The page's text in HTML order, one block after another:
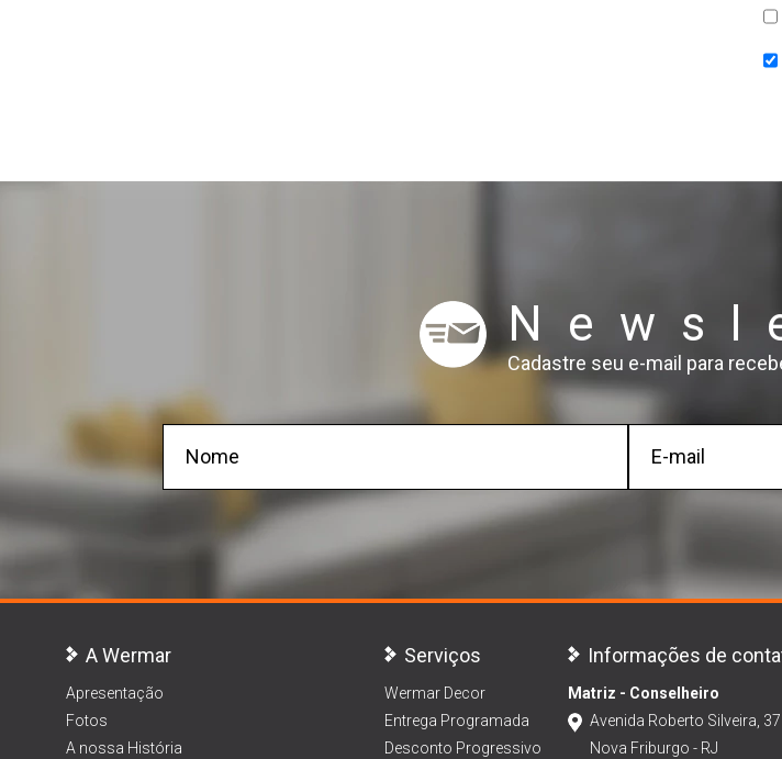
Cadastre seu e-mail para
A Wermar
Apresentação
Fotos
A nossa História
Serviços
Wermar Decor
Entrega Programada
Desconto Progressivo
Informações de
Matriz - Conselheiro
Avenida Roberto Silveira,
Nova Friburgo - RJ